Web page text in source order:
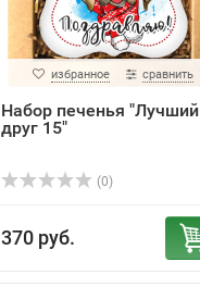
избранное сравнить
Набор печенья "Лучший
друг 15"
(0)
370 руб.